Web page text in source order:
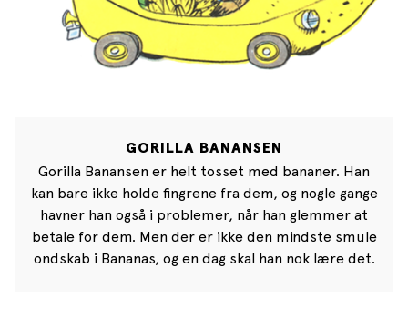
GORILLA BANANSEN
Gorilla Banansen er helt tosset med bananer. Han
kan bare ikke holde fingrene fra dem, og nogle gange
havner han også i problemer, når han glemmer at
betale for dem. Men der er ikke den mindste smule
ondskab i Bananas, og en dag skal han nok lære det.